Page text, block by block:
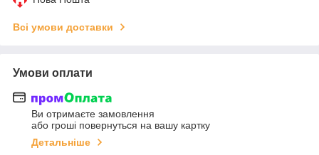
Всі умови доставки
Умови оплати
Ви отримаєте замовлення
або гроші повернуться на вашу картку
Детальніше